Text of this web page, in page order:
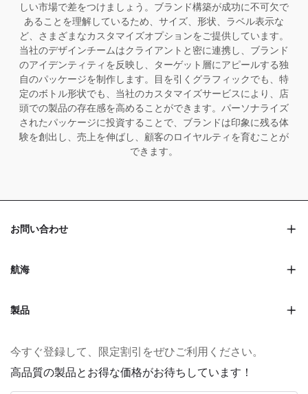
しい市場で差をつけましょう。ブランド構築が成功に不可欠で
あることを理解しているため、サイズ、形状、ラベル表示な
ど、さまざまなカスタマイズオプションをご提供しています。
当社のデザインチームはクライアントと密に連携し、ブランド
のアイデンティティを反映し、ターゲット層にアピールする独
自のパッケージを制作します。目を引くグラフィックでも、特
定のボトル形状でも、当社のカスタマイズサービスにより、店
頭での製品の存在感を高めることができます。パーソナライズ
されたパッケージに投資することで、ブランドは印象に残る体
験を創出し、売上を伸ばし、顧客のロイヤルティを育むことが
できます。
お問い合わせ
航海
製品
今すぐ登録して、限定割引をぜひご利用ください。
高品質の製品とお得な価格がお待ちしています！